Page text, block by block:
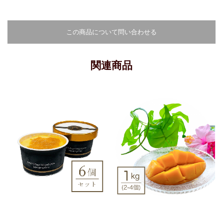
この商品について問い合わせる
関連商品